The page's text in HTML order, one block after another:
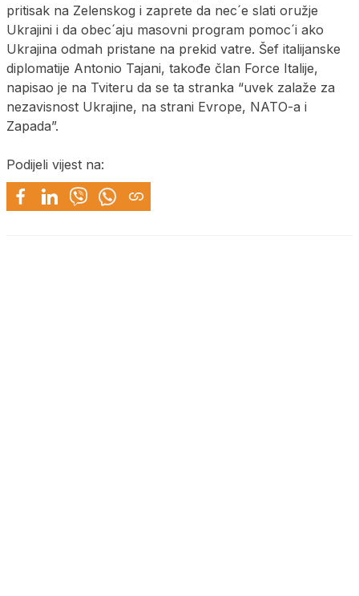
pritisak na Zelenskog i zaprete da nec´e slati oružje
Ukrajini i da obec´aju masovni program pomoc´i ako
Ukrajina odmah pristane na prekid vatre. Šef italijanske
diplomatije Antonio Tajani, takođe član Force Italije,
napisao je na Tviteru da se ta stranka “uvek zalaže za
nezavisnost Ukrajine, na strani Evrope, NATO-a i
Zapada”.
Podijeli vijest na: